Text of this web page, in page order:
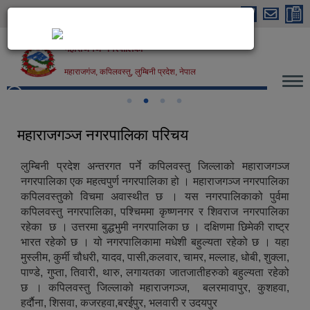
Skip to main content
महाराजगंज नगरपालिका
महाराजगंज, कपिलवस्तु, लुम्बिनी प्रदेश, नेपाल
महाराजगञ्ज नगरपालिका परिचय
लुम्बिनी प्रदेश अन्तरगत पर्ने कपिलवस्तु जिल्लाको महाराजगञ्ज
नगरपालिका एक महत्वपुर्ण नगरपालिका हो । महाराजगञ्ज नगरपालिका
कपिलवस्तुको विचमा अवास्थीत छ । यस नगरपालिकाको पुर्वमा
कपिलवस्तु नगरपालिका, पश्चिममा कृष्णनगर र शिवराज नगरपालिका
रहेका छ । उत्तरमा बुद्धभुमी नगरपालिका छ । दक्षिणमा छिमेकी राष्ट्र
भारत रहेको छ । यो नगरपालिकामा मधेशी बहुल्यता रहेको छ । यहा
मुस्लीम, कुर्मी चौधरी, यादव, पासी,कलवार, चामर, मल्लाह, धोबी, शुक्ला,
पाण्डे, गुप्ता, तिवारी, थारु, लगायतका जातजातीहरुको बहुल्यता रहेको
छ । कपिलवस्तु जिल्लाको महाराजगञ्ज, बलरमावापुर, कुशहवा,
हर्दाैना, शिसवा, कजरहवा,बरईपुर, भलवारी र उदयपुर